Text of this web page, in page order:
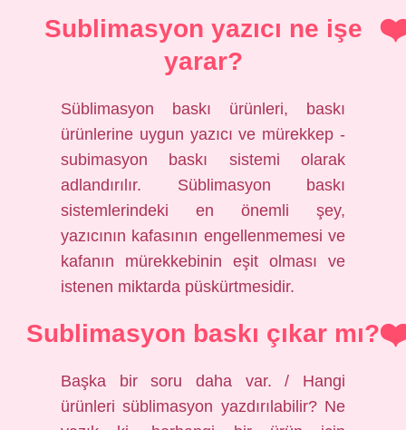
Sublimasyon yazıcı ne işe
yarar?
Süblimasyon baskı ürünleri, baskı
ürünlerine uygun yazıcı ve mürekkep -
subimasyon baskı sistemi olarak
adlandırılır. Süblimasyon baskı
sistemlerindeki en önemli şey,
yazıcının kafasının engellenmemesi ve
kafanın mürekkebinin eşit olması ve
istenen miktarda püskürtmesidir.
Sublimasyon baskı çıkar mı?
Başka bir soru daha var. / Hangi
ürünleri süblimasyon yazdırılabilir? Ne